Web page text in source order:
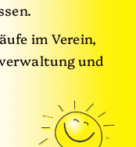
im Verein,
und